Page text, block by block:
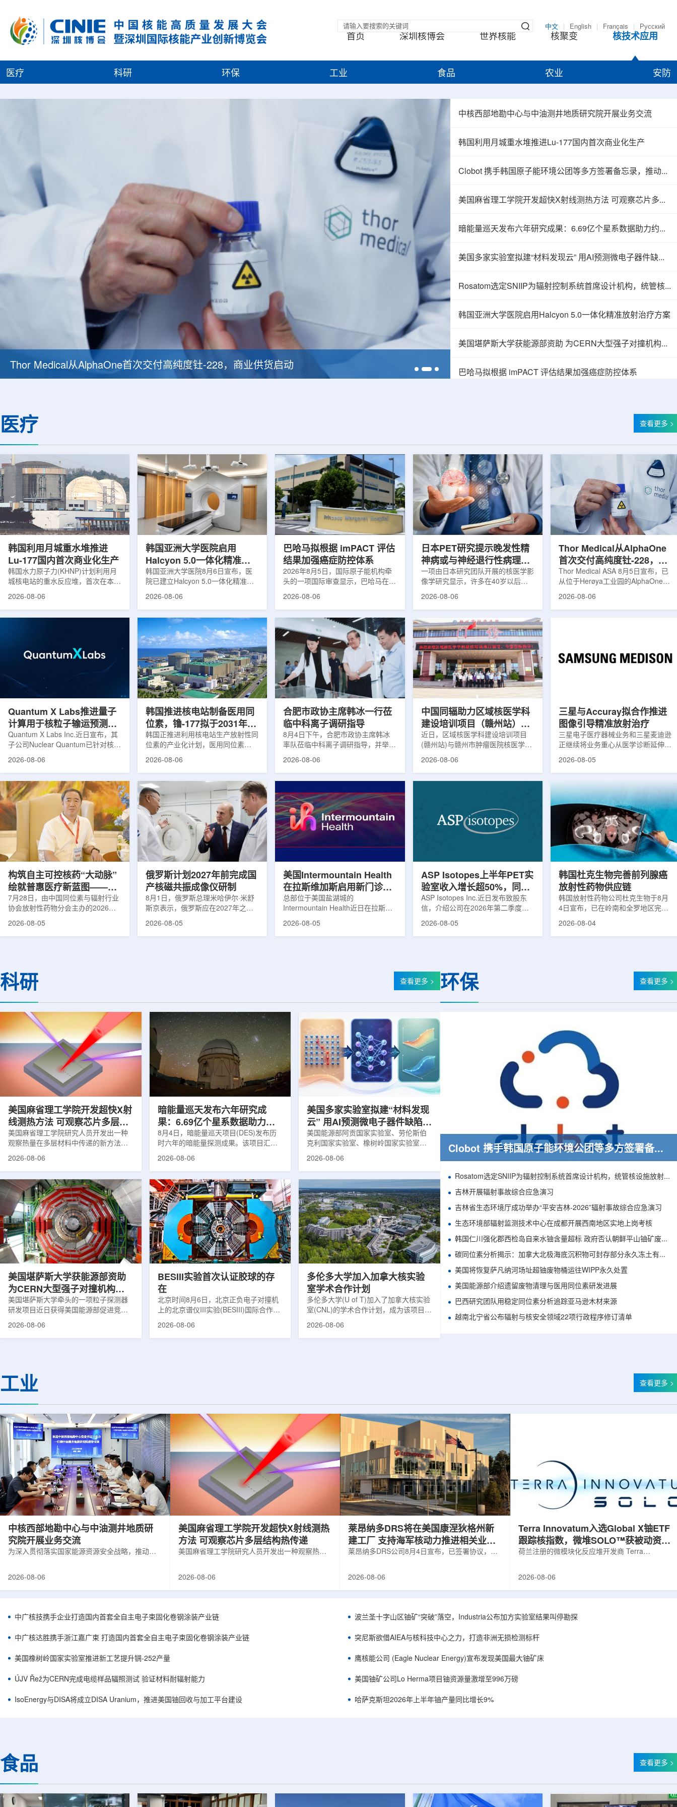
中文 English Français Русский
首页 深圳核博会 世界核能 核聚变 核技术应用
医疗 科研 环保 工业 食品 农业 安防
Thor Medical从AlphaOne首次交付高纯度钍-228，商业供货启动
中核西部地勘中心与中油测井地质研究院开展业务交流
韩国利用月城重水堆推进Lu-177国内首次商业化生产
Clobot 携手韩国原子能环境公团等多方签署备忘录，推动放射性废物安全管理多机型机器人示范
美国麻省理工学院开发超快X射线测热方法 可观察芯片多层结构热传递
暗能量巡天发布六年研究成果：6.69亿个星系数据助力约束宇宙加速膨胀
美国多家实验室拟建“材料发现云” 用AI预测微电子器件缺陷影响
Rosatom选定SNIIP为辐射控制系统首席设计机构，统管核设施放射仪表标准化与进口替代保障
韩国亚洲大学医院启用Halcyon 5.0一体化精准放射治疗方案
美国堪萨斯大学获能源部资助 为CERN大型强子对撞机构建新一代探测器
巴哈马拟根据 imPACT 评估结果加强癌症防控体系
医疗 查看更多 >
韩国利用月城重水堆推进
Lu-177国内首次商业化生产
韩国水力原子力(KHNP)计划利用月
城核电站的重水反应堆，首次在本土
生产用于癌症治疗的放射性同位素
元化的供应链并缩短运输时间。此次
计划的首要目标是实现镥-177的商业
化生产，预计在2028年进行试生
产，并在2031年开始全面量产。之
后，韩国水力原子力还将扩大生产范
2026-08-06
韩国亚洲大学医院启用
Halcyon 5.0一体化精准放
射治疗方案
韩国亚洲大学医院8月6日宣布，医
院已建立Halcyon 5.0一体化精准放
射治疗解决方案，并开始全面用于患
实时运动管理整合到同一治疗流程
中，用于提升图像引导放射治疗的精
准度和安全性。此次实施方案以
Halcyon系统软件5.0版本为基础，集
成高分辨率锥形束CT成像系统
HyperSight、六自由度患者定位台
Dynamic Couch，以及表面引导放
射治疗系统IDENTIFY。亚洲大学医
2026-08-06
巴哈马拟根据 imPACT 评估
结果加强癌症防控体系
2026年8月5日，国际原子能机构牵
头的一项国际审查显示，巴哈马在加
强癌症治疗服务方面具备进一步提升
治疗效果提出了路线图。巴哈马拿骚
玛格丽特公主医院(图片：Pelow
Media/Adobe Stock)这项 imPACT
评估由国际原子能机构、世界卫生组
织/泛美卫生组织和国际癌症研究机
构共同开展，应巴哈马卫生与健康部
请求进行，重点评估该国癌症防控能
力和实际需求。6月9日至11日，专
2026-08-06
日本PET研究提示晚发性精
神病或与神经退行性病理相
关
一项由日本研究团队开展的核医学影
像学研究显示，许多在40岁以后首
次出现幻觉、妄想等精神病性症状的
常沉积。研究纳入37名晚发性精神
病患者和47名年龄匹配的健康对照
者。研究人员采用淀粉样蛋白PET示
踪剂^11C-PiB，以及tau蛋白PET示
踪剂^18F-florzolotau，对受试者大
脑中的β-淀粉样蛋白和tau蛋白积累
情况进行评估。结果显示，晚发性精
2026-08-06
Thor Medical从AlphaOne
首次交付高纯度钍-228，商
业供货启动
Thor Medical ASA 8月5日宣布，已
从位于Herøya工业园的AlphaOne生
产设施完成首批高纯度钍-228(Th-
工业规模制造的开始，首批客户交付
表明公司已完成从产能建设到利用首
2026-08-06
Quantum X Labs推进量子
计算用于核粒子输运预测模
拟
Quantum X Labs Inc.近日宣布，其
子公司Nuclear Quantum已针对核工
业计算模拟中的一项瓶颈提出新方
算密集型场景。据介绍，传统粒子输
运模拟在核医学系统设计中具有重要
作用，但往往需要大量计算资源，并
伴随较长运行时间，影响研发和优化
效率。Nuclear Quantum此次提出的
技术，旨在把物理输运模型转化为量
子电路，使粒子传播和随机游走动力
学能够直接在量子计算框架中表示和
2026-08-06
韩国推进核电站制备医用同
位素，镥-177拟于2031年商
业化生产
韩国正推进利用核电站生产放射性同
位素的产业化计划，医用同位素
镥-177(Lu-177)被列为首个商业化目
产，后续还可能将产品范围扩大至
钴-60、氚-3和氦-3等同位素。Lu-
177是当前全球放射性药物市场中应
用较广的治疗性放射性同位素，可用
于前列腺癌、神经内分泌肿瘤等疾病
相关放射性药物。此前，韩国所需
Lu-177完全依赖进口。由于其半衰
期约为6.6天，从生产、运输到药物
2026-08-06
合肥市政协主席韩冰一行莅
临中科离子调研指导
8月4日下午，合肥市政协主席韩冰
率队莅临中科离子调研指导，并举行
座谈交流。市人大常委会副主任雍凤
中国科学院合肥物质科学研究院副院
长宋云涛，中科离子董事长刘璐，总
经理陈永华，副总经理丁开忠、李
俊、光若怀陪同。韩冰一行详细了解
中科离子产业布局、经营情况，重点
围绕核医疗及高端装备关键技术突
2026-08-06
中国同辐助力区域核医学科
建设培训项目（赣州站）与
赣州市肿瘤医院核医学诊疗
高质量建设项目同步启动
近日，区域核医学科建设培训项目
(赣州站)与赣州市肿瘤医院核医学诊
疗高质量建设项目在赣州市肿瘤医院
任杨传盛主持。赣州市卫生健康委员
会副主任傅伟、中华医学会核医学分
会主任委员汪静、赣州市肿瘤医院党
2026-08-06
三星与Accuray拟合作推进
图像引导精准放射治疗
三星电子医疗器械业务和三星麦迪逊
正继续将业务重心从医学诊断延伸至
治疗领域。8月5日，三星HME美国
书，双方计划围绕基于容积成像的精
准放射治疗解决方案开展合作探讨。
根据意向书，双方拟研究将三星移动
CT扫描仪BodyTom与Accuray机器
人放射外科平台CyberKnife相结合。
该合作方向旨在把高分辨率三维成像
能力与图像引导机器人放射外科技术
连接起来，使医务人员能够更准确地
2026-08-05
构筑自主可控核药“大动脉”
绘就普惠医疗新蓝图——专
访中国同辐总工程师、中核
集团首席科学家刘蕴韬
7月28日，由中国同位素与辐射行业
协会放射性药物分会主办的2026年
放射性药物创新发展大会在山西省太
辐党委委员、总工程师、中核集团首
席科学家刘蕴韬接受记者专访时表
持续缩小城乡核医疗资源差距。同
时，以...
2026-08-05
俄罗斯计划2027年前完成国
产核磁共振成像仪研制
8月1日，俄罗斯总理米哈伊尔·米舒
斯京表示，俄罗斯应在2027年之前
完成国产核磁共振成像仪的研制工
核磁共振成像仪。该设备若按计划
完...
2026-08-05
美国Intermountain Health
在拉斯维加斯启用新门诊诊
所，配置PET/CT和直线加
速器
总部位于美国盐湖城的
Intermountain Health近日在拉斯维
加斯西南部启用一座新的门诊诊所。
了此前分布在拉斯维加斯谷多个地点
疗服务。根据介绍，诊所服务范围包
括成人及...
2026-08-05
ASP Isotopes上半年PET实
验室收入增长超50%，同位
素浓缩设施推进商业生产
ASP Isotopes Inc.近日发布致股东
信，介绍公司在2026年第二季度财
务业绩公布前各业务板块的运营进
相关业务通常与放射性药物制备、分
子影像和核医学诊断应用密切相关。
入商业生产前的最后阶段，预计将在
2026年下半年交...
2026-08-05
韩国杜克生物完善前列腺癌
放射性药物供应链
韩国放射性药物公司杜克生物于8月
4日宣布，已在岭南和全罗地区完成
前列腺癌诊断用放射性药物
均已纳入其供应范围。据韩国卫生福
利部国家癌症登记处数据，2023年
向治疗的日益普及，对前列腺癌治...
2026-08-04
科研 查看更多 >
美国麻省理工学院开发超快X射
线测热方法 可观察芯片多层结
构热传递
美国麻省理工学院研究人员开发出一种
观察热量在多层材料中传递的新方法，
于《自然通讯》。随着计算机芯片尺寸
不断缩小、功率密度持续提高，器件过
热正成为限制性能提升的重要因素。传
统热流测量方法在面对真实电子器件的
多层结构时存在局限，例如常用的时域
热反射法难以区分不同材料层中的热传
输情况，红外成像等方法也难以在微小
尺度上捕捉快速变化。为解决这一问
题...
2026-08-06
暗能量巡天发布六年研究成
果：6.69亿个星系数据助力约
束宇宙加速膨胀
8月4日，暗能量巡天项目(DES)发布历
时六年的暗能量探测成果。该项目汇总
6.69亿个星系、数千个星系团以及3000
多颗超新星的信息，用于研究宇宙加速
膨胀和宇宙结构演化。为了实现DES，
费米实验室制造了一台极其灵敏的5.7亿
像素数字相机DECam，并将其安装在位
于智利安第斯山脉的美国国家科学基金
会托洛洛山美洲际天文台的布兰科4米望
远镜上。(图片由Reidar Hahn/费米国家
加速...
2026-08-06
美国多家实验室拟建“材料发现
云” 用AI预测微电子器件缺陷影
响
美国能源部阿贡国家实验室、劳伦斯伯
克利国家实验室、橡树岭国家实验室和
智能框架，预测微小缺陷如何影响微电
子器件的性能和寿命。材料发现云可视
化图，这是一个基于物理学原理的人工
智能框架，它整合了实验数据、模拟和
高性能计算，用于预测微小缺陷如何影
响微电子器件的性能和寿命。(图片由
ChatGPT 提供。)微电子器件广泛用于
智能手机、笔记本电脑、安全通信和人
工...
2026-08-06
美国堪萨斯大学获能源部资助
为CERN大型强子对撞机构建
新一代探测器
美国堪萨斯大学牵头的一项粒子探测器
研发项目近日获得美国能源部促进竞争
性研究的既定计划(DOE EPSCoR)资
萨斯大学物理与天文系教授迈克尔·默里
和堪萨斯大学杰出教授克里斯托夫·罗永
2026-08-06
BESIII实验首次认证胶球的存
在
北京时间8月6日，北京正负电子对撞机
上的北京谱仪III实验(BESIII)国际合作组
在巴西举行的国际高能物理大会(ICHEP
互...
2026-08-06
多伦多大学加入加拿大核实验
室学术合作计划
多伦多大学(U of T)加入了加拿大核实验
室(CNL)的学术合作计划，成为该项目中
的第十家参与机构。这项举措旨在加强
2026-08-06
环保 查看更多 >
Clobot 携手韩国原子能环境公团等多方签署备忘录，推动放射性废物安全管理多机型机器人示范
Rosatom选定SNIIP为辐射控制系统首席设计机构，统管核设施放射仪表标准化与进口替代保障
吉林开展辐射事故综合应急演习
吉林省生态环境厅成功举办“平安吉林-2026”辐射事故综合应急演习
生态环境部辐射监测技术中心在成都开展西南地区实地上岗考核
韩国仁川强化郡西检岛自来水铀含量超标 政府否认朝鲜平山铀矿废水影响
碳同位素分析揭示：加拿大北极海底沉积物可封存部分永久冻土有机碳
美国将恢复萨凡纳河场址超铀废物桶运往WIPP永久处置
美国能源部介绍遗留废物清理与医用同位素研发进展
巴西研究团队用稳定同位素分析追踪亚马逊木材来源
越南北宁省公布辐射与核安全领域22项行政程序修订清单
工业 查看更多 >
中核西部地勘中心与中油测井地质研
究院开展业务交流
为深入贯彻落实国家能源资源安全战略，推动油
地质研究院，开展专项技术交流研讨。会上，中
内油气测井成套装备、井下探测、岩石物理实
验、智能测井解释、深井探测及多源地质数据解
析等成熟技术体系，并结合实战案例分享了含油
气盆地铀矿勘查经验。王乐力介绍了西部中...
2026-08-06
美国麻省理工学院开发超快X射线测热
方法 可观察芯片多层结构热传递
美国麻省理工学院研究人员开发出一种观察热量
寸不断缩小、功率密度持续提高，器件过热正成
在面对真实电子器件的多层结构时存在局限，例
如常用的时域热反射法难以区分不同材料层中的
热传输情况，红外成像等方法也难以在微小尺度
上捕捉快速变化。为解决这一问题...
2026-08-06
莱昂纳多DRS将在美国康涅狄格州新
建工厂 支持海军核动力推进相关业务
增长
莱昂纳多DRS公司8月4日宣布，已签署协议，将
并为公司在核能领域的后续增长提供空间和基础
尔德帕克里奇路120号，占地约14.1087万平方英
尺。工厂建成后，将整合目前分布在康涅狄格州
丹伯里和贝瑟尔三个地点的业务。该设施预计于
2027年初投入使用，若最终设计和租户装修工...
2026-08-06
Terra Innovatum入选Global X铀ETF
跟踪核指数，微堆SOLO™获被动资金
曝光
荷兰注册的微模块化反应堆开发商 Terra
Arca: URA，资管超50亿美元)的跟踪基准，本次
CEO Alessandro Petruzzi 称，这使被动/主题投
资者可通过指数直接触达其 SOLO™ 微堆故事，
与 Cameco、Kazatomprom、Centrus、Oklo、
NuScale、X-energy、三菱重...
2026-08-06
中广核技携手企业打造国内首套全自主电子束固化卷钢涂装产业链
中广核达胜携手浙江嘉广束 打造国内首套全自主电子束固化卷钢涂装产业链
美国橡树岭国家实验室推进新工艺提升锎-252产量
ÚJV Řež为CERN完成电缆样品辐照测试 验证材料耐辐射能力
IsoEnergy与DISA将成立DISA Uranium，推进美国铀回收与加工平台建设
波兰圣十字山区铀矿“突破”落空，Industria公布加方实验室结果叫停勘探
突尼斯欲借AIEA与核科技中心之力，打造非洲无损检测标杆
鹰核能公司 (Eagle Nuclear Energy)宣布发现美国最大铀矿床
美国铀矿公司Lo Herma项目铀资源量激增至996万磅
哈萨克斯坦2026年上半年铀产量同比增长9%
食品 查看更多 >